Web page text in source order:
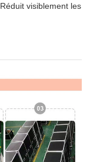
Réduit visiblement les